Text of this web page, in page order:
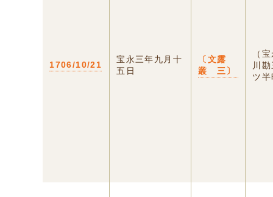
1706/10/21
宝永三年九月十
五日
〔文露
叢 三〕
（
川
ツ